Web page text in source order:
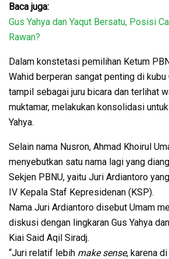
Baca juga:
Gus Yahya dan Yaqut Bersatu, Posisi
Rawan?
Dalam konstetasi pemilihan Ketum
Wahid berperan sangat penting di kubu
tampil sebagai juru bicara dan terlihat
muktamar, melakukan konsolidasi
Yahya.
Selain nama Nusron, Ahmad Khoirul
menyebutkan satu nama lagi yang
Sekjen PBNU, yaitu Juri Ardiantoro
IV Kepala Staf Kepresidenan (KSP).
Nama Juri Ardiantoro disebut Umam
diskusi dengan lingkaran Gus Yahya
Kiai Said Aqil Siradj.
“Juri relatif lebih make sense, karena